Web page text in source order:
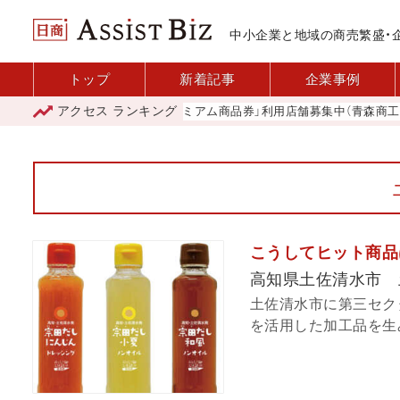
中小企業と地域の商売繁盛・
トップ 新着記事 企業事例
アクセス ランキング
「青森市プレミアム商品券」利用店舗募集中（青森商工会議
こうしてヒット商
高知県土佐清水市
土佐清水市に第三セ
を活用した加工品を